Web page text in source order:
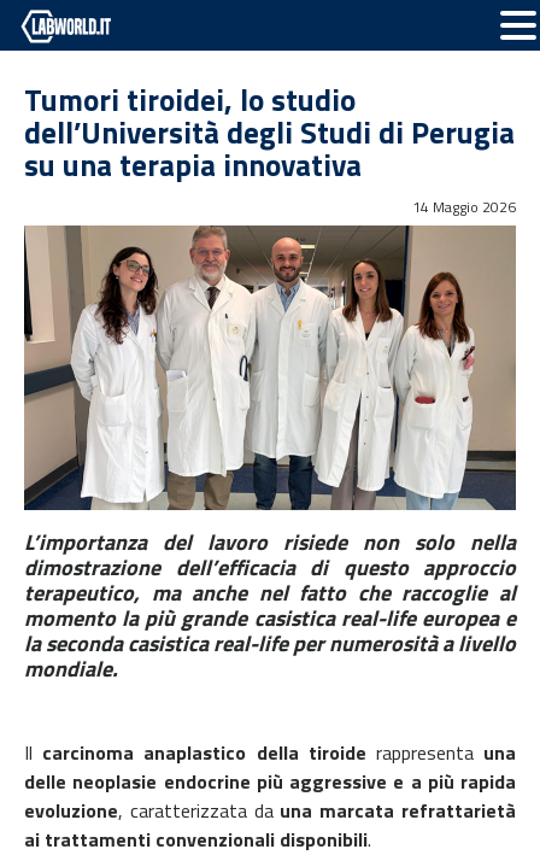
Tumori tiroidei, lo studio
dell’Università degli Studi di Perugia
su una terapia innovativa
14 Maggio 2026
L’importanza del lavoro risiede non solo nella
dimostrazione dell’efficacia di questo approccio
terapeutico, ma anche nel fatto che raccoglie al
momento la più grande casistica real-life europea e
la seconda casistica real-life per numerosità a livello
mondiale.
Il carcinoma anaplastico della tiroide rappresenta una
delle neoplasie endocrine più aggressive e a più rapida
evoluzione, caratterizzata da una marcata refrattarietà
ai trattamenti convenzionali disponibili.